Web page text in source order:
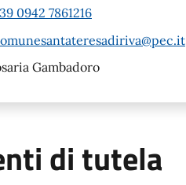
0942 7861216
Gambadoro
di tutela